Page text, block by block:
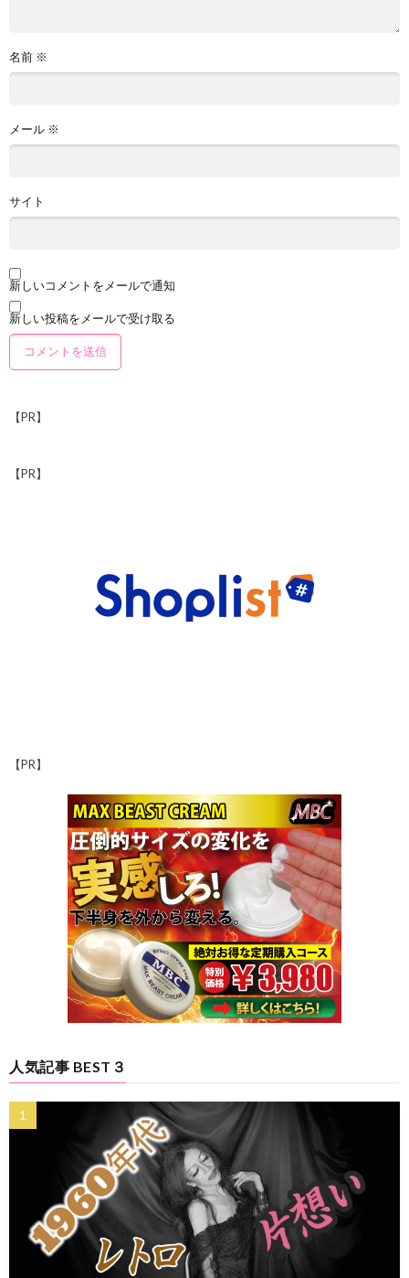
名前 ※
メール ※
サイト
新しいコメントをメールで通知
新しい投稿をメールで受け取る
【PR】
【PR】
【PR】
人気記事 BEST３